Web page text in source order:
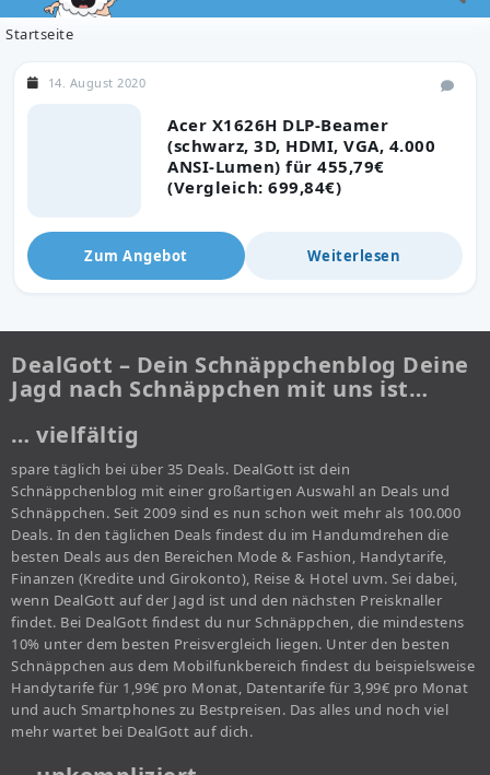
Startseite
Acer X1626H DLP-Beamer
(schwarz, 3D, HDMI, VGA, 4.000
ANSI-Lumen) für 455,79€
(Vergleich: 699,84€)
14. August 2020
Zum Angebot Weiterlesen
DealGott – Dein Schnäppchenblog Deine
Jagd nach Schnäppchen mit uns ist…
… vielfältig
spare täglich bei über 35 Deals. DealGott ist dein
Schnäppchenblog mit einer großartigen Auswahl an Deals und
Schnäppchen. Seit 2009 sind es nun schon weit mehr als 100.000
Deals. In den täglichen Deals findest du im Handumdrehen die
besten Deals aus den Bereichen Mode & Fashion, Handytarife,
Finanzen (Kredite und Girokonto), Reise & Hotel uvm. Sei dabei,
wenn DealGott auf der Jagd ist und den nächsten Preisknaller
findet. Bei DealGott findest du nur Schnäppchen, die mindestens
10% unter dem besten Preisvergleich liegen. Unter den besten
Schnäppchen aus dem Mobilfunkbereich findest du beispielsweise
Handytarife für 1,99€ pro Monat, Datentarife für 3,99€ pro Monat
und auch Smartphones zu Bestpreisen. Das alles und noch viel
mehr wartet bei DealGott auf dich.